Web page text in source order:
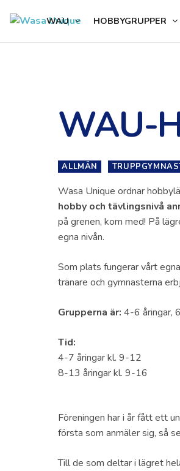
WAU HOBBYGRUPPER
WAU-
ALLMÄN
Wasa Unique ordnar
hobby och tävlingsnivå
på grenen, kom med! På
egna nivån.
Som plats fungerar vårt
tränare och gymnasterna
Grupperna är: 4-6 åringar,
Tid:
4-7 åringar kl. 9-12
8-13 åringar kl. 9-16
Föreningen har i år fått ett
första som anmäler sig, så
Till de som deltar i lägret